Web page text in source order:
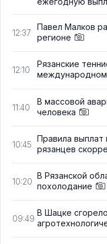
12:37
Павел Малков
регионе
12:10
Рязанские
международном
11:40
В массовой
человека
10:45
Правила
рязанцев
10:20
В Рязанской
похолодание
09:49
В Шацке